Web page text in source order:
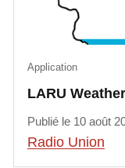
LARU
Application
Publié le 10 août
Radio Union